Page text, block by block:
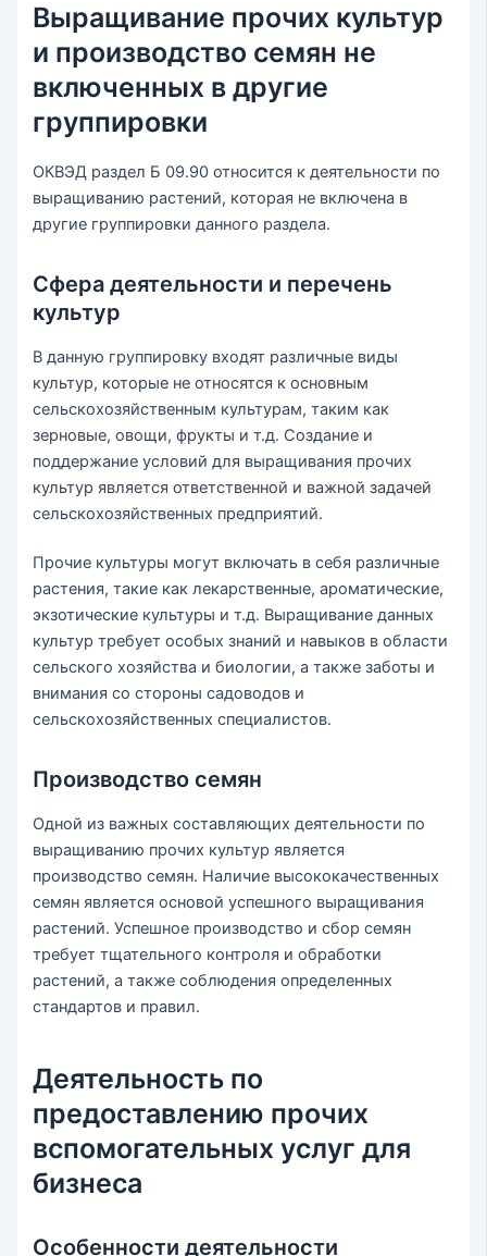
Выращивание прочих культур
и производство семян не
включенных в другие
группировки
ОКВЭД раздел Б 09.90 относится к деятельности по
выращиванию растений, которая не включена в
другие группировки данного раздела.
Сфера деятельности и перечень
культур
В данную группировку входят различные виды
культур, которые не относятся к основным
сельскохозяйственным культурам, таким как
зерновые, овощи, фрукты и т.д. Создание и
поддержание условий для выращивания прочих
культур является ответственной и важной задачей
сельскохозяйственных предприятий.
Прочие культуры могут включать в себя различные
растения, такие как лекарственные, ароматические,
экзотические культуры и т.д. Выращивание данных
культур требует особых знаний и навыков в области
сельского хозяйства и биологии, а также заботы и
внимания со стороны садоводов и
сельскохозяйственных специалистов.
Производство семян
Одной из важных составляющих деятельности по
выращиванию прочих культур является
производство семян. Наличие высококачественных
семян является основой успешного выращивания
растений. Успешное производство и сбор семян
требует тщательного контроля и обработки
растений, а также соблюдения определенных
стандартов и правил.
Деятельность по
предоставлению прочих
вспомогательных услуг для
бизнеса
Особенности деятельности